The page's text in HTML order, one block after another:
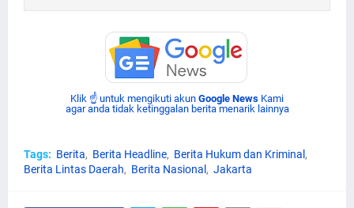
Klik ☝ untuk mengikuti akun Google News Kami
agar anda tidak ketinggalan berita menarik lainnya
Tags: Berita Berita Headline
Berita Hukum dan Kriminal
Berita Lintas Daerah
Berita Nasional Jakarta